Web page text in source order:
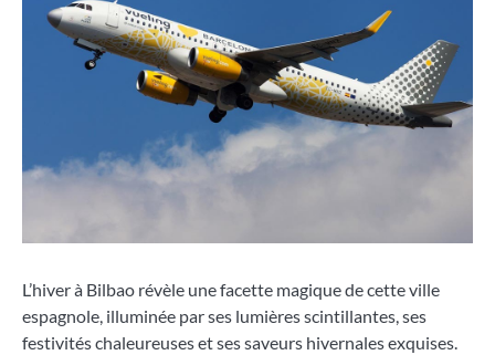
L’hiver à Bilbao révèle une facette magique de cette ville
espagnole, illuminée par ses lumières scintillantes, ses
festivités chaleureuses et ses saveurs hivernales exquises.